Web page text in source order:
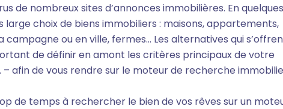
de nombreux sites d’annonces immobilières. En quelques
large choix de biens immobiliers : maisons, appartements,
campagne ou en ville, fermes… Les alternatives qui
de définir en amont les critères principaux de votre
afin de vous rendre sur le moteur de recherche
de temps à rechercher le bien de vos rêves sur un